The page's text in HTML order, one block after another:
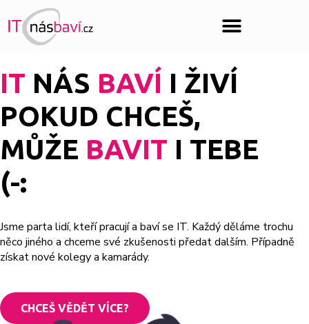
IT NÁS BAVÍ I ŽIVÍ
POKUD CHCEŠ,
MŮŽE BAVIT I TEBE
(-:
Jsme parta lidí, kteří pracují a baví se IT. Každý děláme trochu
něco jiného a chceme své zkušenosti předat dalším. Případně
získat nové kolegy a kamarády.
CHCEŠ VĚDĚT VÍCE?